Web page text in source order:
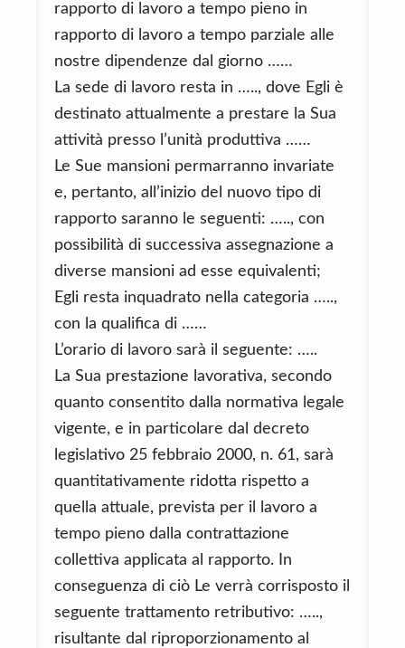
rapporto di lavoro a tempo pieno in
rapporto di lavoro a tempo parziale alle
nostre dipendenze dal giorno ……
La sede di lavoro resta in ….., dove Egli è
destinato attualmente a prestare la Sua
attività presso l’unità produttiva ……
Le Sue mansioni permarranno invariate
e, pertanto, all’inizio del nuovo tipo di
rapporto saranno le seguenti: ….., con
possibilità di successiva assegnazione a
diverse mansioni ad esse equivalenti;
Egli resta inquadrato nella categoria …..,
con la qualifica di ……
L’orario di lavoro sarà il seguente: …..
La Sua prestazione lavorativa, secondo
quanto consentito dalla normativa legale
vigente, e in particolare dal decreto
legislativo 25 febbraio 2000, n. 61, sarà
quantitativamente ridotta rispetto a
quella attuale, prevista per il lavoro a
tempo pieno dalla contrattazione
collettiva applicata al rapporto. In
conseguenza di ciò Le verrà corrisposto il
seguente trattamento retributivo: …..,
risultante dal riproporzionamento al